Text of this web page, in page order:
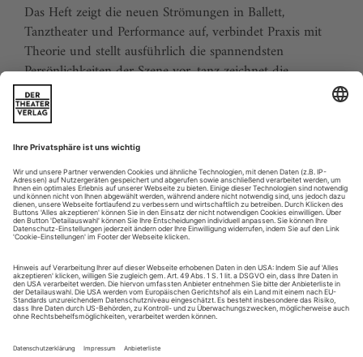
Das Heft zeigt die neuen Strömungen in Ballett,
Tanztheater und Performance auf, verbindet Praxis mit
Theorie und stellt ausführlich die spannendsten
Persönlichkeiten der Szene vor. tanz zeichnet die
Traditionen der Tanzgeschichte nach und stellt
zukunftsweisende Ideen vor. Der Kalender ermöglicht
Tanzliebhabern ihre Reiseplanung in Europa. Eine
aktuelle Liste von Auditions und Workshops sowie der
Schulindex sind unverzichtbar für Profis und das
tanzbegeisterte Publikum.
tanz erscheint zwölf mal im Jahr incl. Doppelheft und
Jahrbuch. Sie erhalten Zugang zum Online-Archiv von
tanz und können sowohl das aktuelle ePaper als auch das
ePaper-Archiv über Ihren Account auf www.der-
theaterverlag.de einsehen. Das Abonnement hat eine
Laufzeit von einem Monat und verlängert sich jeweils um
einen weiteren Monat, sofern es nicht vom Kunden auf
der Seite „Mein Konto/Meine Bestellungen“ auf